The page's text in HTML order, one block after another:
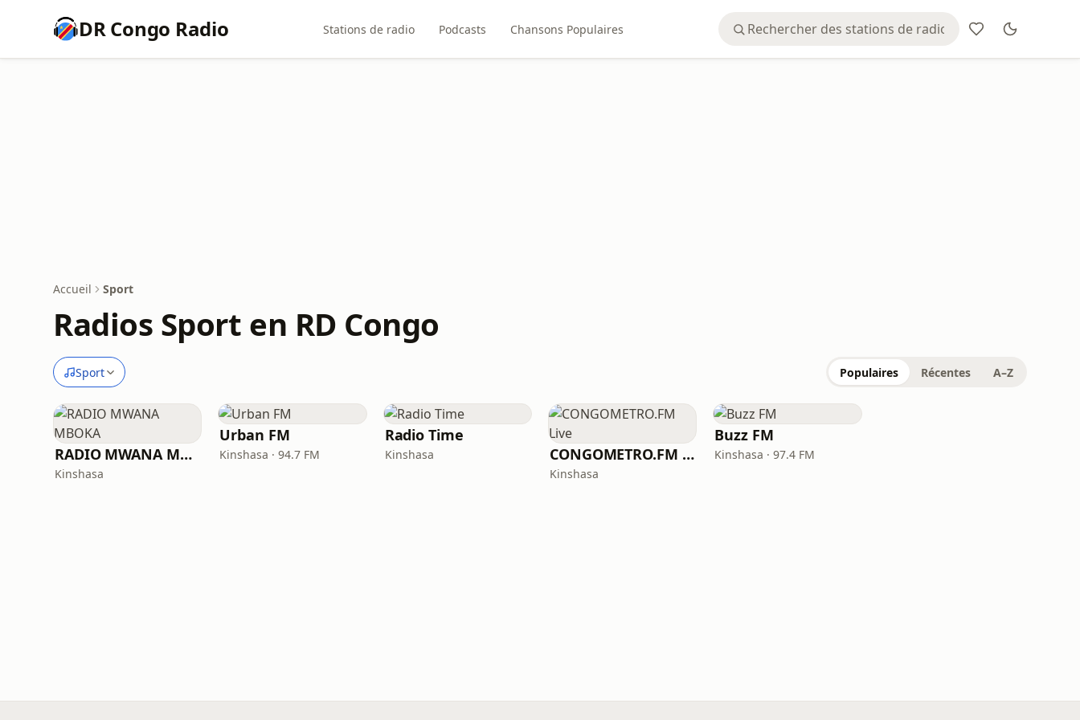
DR Congo Radio Stations de radio Podcasts Chansons Populaires
Accueil Sport
Radios Sport en RD Congo
Sport Populaires Récentes A–Z
RADIO MWANA MBOKA
Kinshasa
Urban FM
Kinshasa · 94.7 FM
Radio Time
Kinshasa CONGOMETRO.FM Live
Kinshasa
Buzz FM
Kinshasa · 97.4 FM